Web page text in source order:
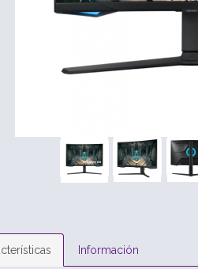
Información